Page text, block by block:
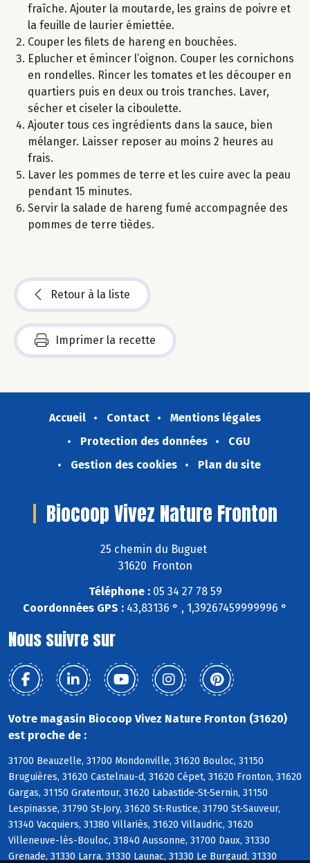
fraîche. Ajouter la moutarde, les grains de poivre et
la feuille de laurier émiettée.
Couper les filets de hareng en bouchées.
Eplucher et émincer l’oignon. Couper les cornichons
en rondelles. Rincer les tomates et les découper en
quartiers puis en deux ou trois tranches. Laver,
sécher et ciseler la ciboulette.
Ajouter tous ces ingrédients dans la sauce, bien
mélanger. Laisser reposer au moins 2 heures au
frais.
Laver les pommes de terre et les cuire avec la peau
pendant 15 minutes.
Servir la salade de hareng fumé accompagnée des
pommes de terre tièdes.
Retour à la liste
Imprimer la recette
Accueil Contact
Mentions légales
Protection des données
CGU
Gestion des cookies
Plan du site
Biocoop Vivez Nature Fronton
25 chemin du Buguet
31620 Fronton
Téléphone :05 34 27 78 59
Coordonnées GPS : 43,83136 ° , 1,39267459999996 °
Nous suivre sur
Votre magasin Biocoop Vivez Nature Fronton (31620)
est proche de :
31700 Beauzelle, 31700 Mondonville, 31620 Bouloc, 31150
Bruguières, 31620 Castelnau-d, 31620 Cépet, 31620 Fronton, 31620
Gargas, 31150 Gratentour, 31620 Labastide-St-Sernin, 31150
Lespinasse, 31790 St-Jory, 31620 St-Rustice, 31790 St-Sauveur,
31340 Vacquiers, 31380 Villariès, 31620 Villaudric, 31620
Villeneuve-lès-Bouloc, 31840 Aussonne, 31700 Daux, 31330
Grenade, 31330 Larra, 31330 Launac, 31330 Le Burgaud, 31330